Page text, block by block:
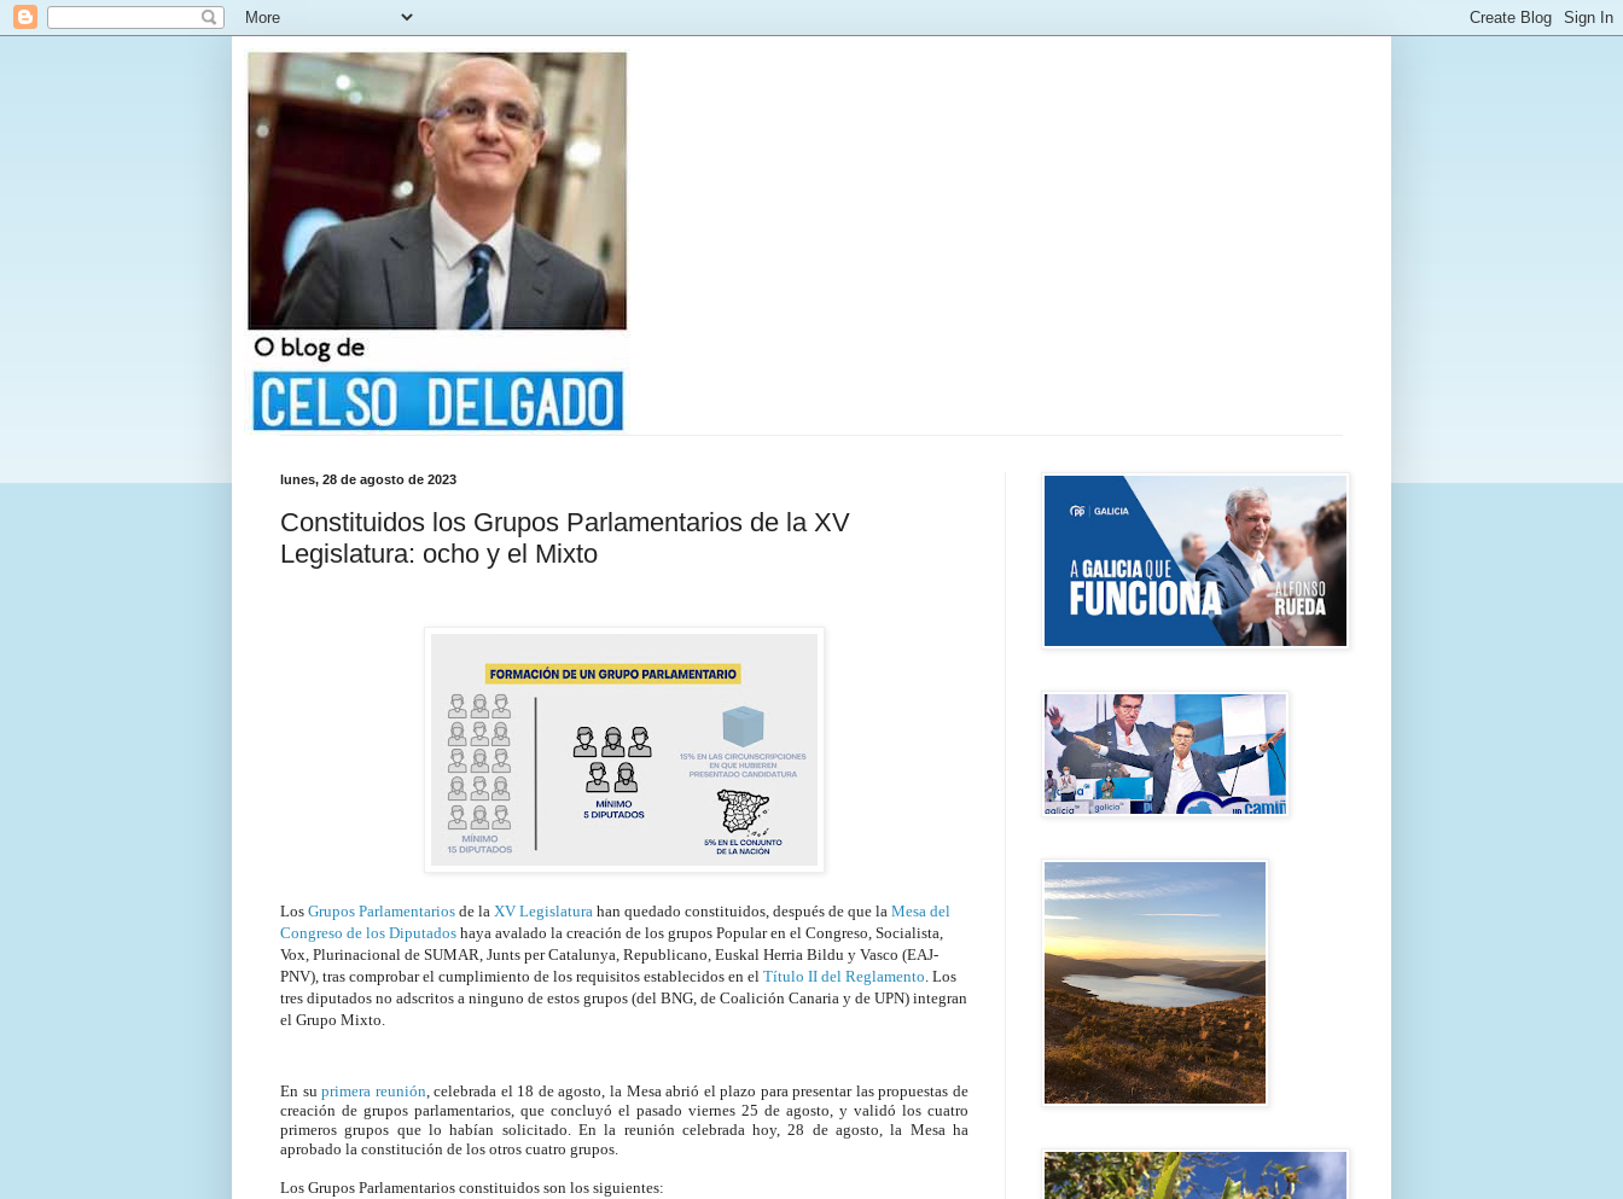
lunes, 28 de agosto de 2023
Constituidos los Grupos Parlamentarios de la XV
Legislatura: ocho y el Mixto
Los Grupos Parlamentarios de la XV Legislatura han quedado constituidos, después de que la Mesa del
Congreso de los Diputados haya avalado la creación de los grupos Popular en el Congreso, Socialista,
Vox, Plurinacional de SUMAR, Junts per Catalunya, Republicano, Euskal Herria Bildu y Vasco (EAJ-
PNV), tras comprobar el cumplimiento de los requisitos establecidos en el Título II del Reglamento . Los
tres diputados no adscritos a ninguno de estos grupos (del BNG, de Coalición Canaria y de UPN) integran
el Grupo Mixto.
En suprimera reunión, celebrada el 18 de agosto, la Mesa abrió el plazo para presentar las propuestas de
creación de grupos parlamentarios, que concluyó el pasado viernes 25 de agosto, y validó los cuatro
primeros grupos que lo habían solicitado. En la reunión celebrada hoy, 28 de agosto, la Mesa ha
aprobado la constitución de los otros cuatro grupos.
Los Grupos Parlamentarios constituidos son los siguientes: